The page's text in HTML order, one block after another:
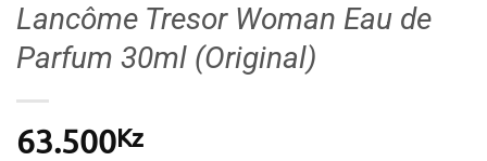
Lancôme Tresor Woman Eau de
Parfum 30ml (Original)
63.500Kz